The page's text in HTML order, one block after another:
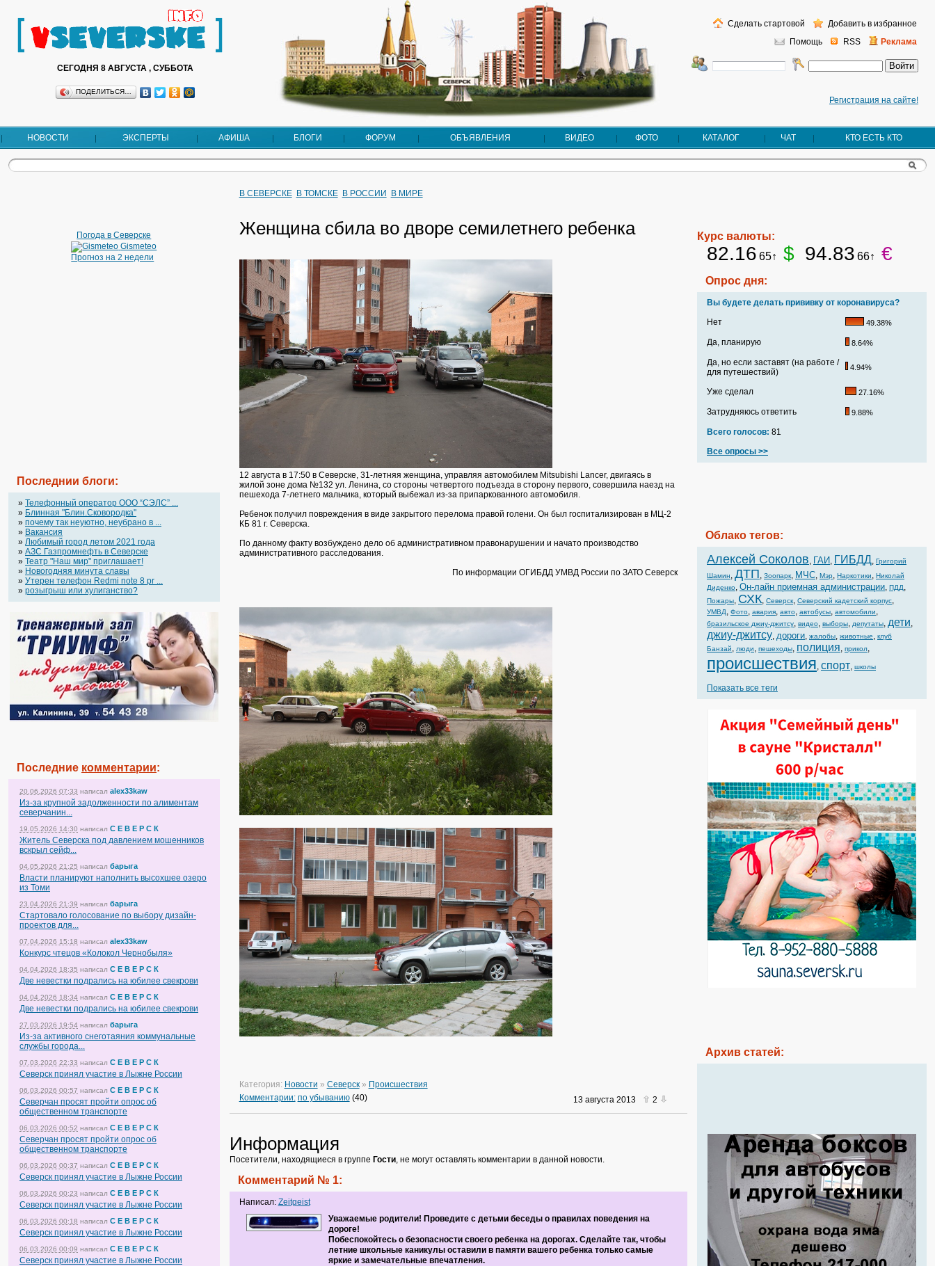
СЕГОДНЯ 8 АВГУСТА , СУББОТА
ПОДЕЛИТЬСЯ…
Регистрация на сайте!
Помощь RSS Реклама
Сделать стартовой Добавить в избранное
НОВОСТИ ЭКСПЕРТЫ АФИША БЛОГИ ФОРУМ ОБЪЯВЛЕНИЯ ВИДЕО ФОТО КАТАЛОГ ЧАТ КТО ЕСТЬ КТО
Погода в Северске
Gismeteo
Прогноз на 2 недели
Последнии блоги:
» Телефонный оператор OOO “СЭЛС” ...
» Блинная "Блин.Сковородка"
» почему так неуютно, неубрано в ...
» Вакансия
» Любимый город летом 2021 года
» АЗС Газпромнефть в Северске
» Театр "Наш мир" приглашает!
» Новогодняя минута славы
» Утерен телефон Redmi note 8 pr ...
» розыгрыш или хулиганство?
Последние комментарии:
20.06.2026 07:33 написал alex33kaw
Из-за крупной задолженности по алиментам
северчанин...
19.05.2026 14:30 написал С Е В Е Р С К
Житель Северска под давлением мошенников
вскрыл сейф...
04.05.2026 21:25 написал барыга
Власти планируют наполнить высохшее озеро
из Томи
23.04.2026 21:39 написал барыга
Стартовало голосование по выбору дизайн-
проектов для...
07.04.2026 15:18 написал alex33kaw
Конкурс чтецов «Колокол Чернобыля»
04.04.2026 18:35 написал С Е В Е Р С К
Две невестки подрались на юбилее свекрови
04.04.2026 18:34 написал С Е В Е Р С К
Две невестки подрались на юбилее свекрови
27.03.2026 19:54 написал барыга
Из-за активного снеготаяния коммунальные
службы города...
07.03.2026 22:33 написал С Е В Е Р С К
Северск принял участие в Лыжне России
06.03.2026 00:57 написал С Е В Е Р С К
Северчан просят пройти опрос об
общественном транспорте
06.03.2026 00:52 написал С Е В Е Р С К
Северчан просят пройти опрос об
общественном транспорте
06.03.2026 00:37 написал С Е В Е Р С К
Северск принял участие в Лыжне России
06.03.2026 00:23 написал С Е В Е Р С К
Северск принял участие в Лыжне России
06.03.2026 00:18 написал С Е В Е Р С К
Северск принял участие в Лыжне России
06.03.2026 00:09 написал С Е В Е Р С К
Северск принял участие в Лыжне России
В СЕВЕРСКЕ В ТОМСКЕ В РОССИИ В МИРЕ
Женщина сбила во дворе семилетнего ребенка
12 августа в 17:50 в Северске, 31-летняя женщина, управляя автомобилем Mitsubishi Lancer, двигаясь в
жилой зоне дома №132 ул. Ленина, со стороны четвертого подъезда в сторону первого, совершила наезд на
пешехода 7-летнего мальчика, который выбежал из-за припаркованного автомобиля.
Ребенок получил повреждения в виде закрытого перелома правой голени. Он был госпитализирован в МЦ-2
КБ 81 г. Северска.
По данному факту возбуждено дело об административном правонарушении и начато производство
административного расследования.
По информации ОГИБДД УМВД России по ЗАТО Северск
Категория: Новости » Северск» Происшествия
Комментарии: по убыванию(40) 13 августа 2013 2
Информация
Посетители, находящиеся в группе Гости, не могут оставлять комментарии в данной новости.
Комментарий № 1:
Написал: Zeitgeist
Уважаемые родители! Проведите с детьми беседы о правилах поведения на
дороге!
Побеспокойтесь о безопасности своего ребенка на дорогах. Сделайте так, чтобы
летние школьные каникулы оставили в памяти вашего ребенка только самые
яркие и замечательные впечатления.
Курс валюты:
82.16 65↑ $ 94.83 66↑ €
Опрос дня:
Вы будете делать прививку от коронавируса?
Нет
49.38%
Да, планирую 8.64%
Да, но если заставят (на работе /
для путешествий)
4.94%
Уже сделал 27.16%
Затрудняюсь ответить 9.88%
Всего голосов: 81
Все опросы >>
Облако тегов:
Алексей Соколов, ГАИ, ГИБДД, Григорий
Шамин, ДТП, Зоопарк, МЧС, Мэр, Наркотики, Николай
Диденко, Он-лайн приемная администрации, ПДД,
Пожары, СХК, Северск, Северский кадетский корпус,
УМВД, Фото, авария, авто, автобусы, автомобили,
бразильское джиу-джитсу, видео, выборы, депутаты, дети,
джиу-джитсу, дороги, жалобы, животные, клуб
Банзай, люди, пешеходы, полиция, прикол,
происшествия, спорт, школы
Показать все теги
Архив статей: